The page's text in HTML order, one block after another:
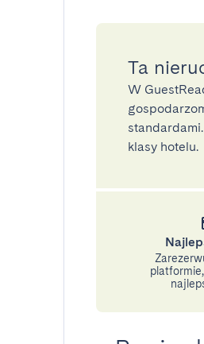
Ta
W
klasy hotelu.